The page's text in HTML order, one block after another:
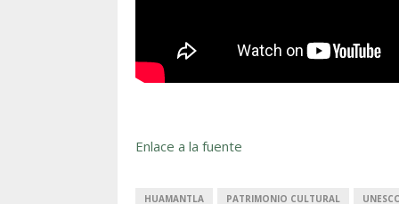
Enlace a la fuente
HUAMANTLA PATRIMONIO CULTURAL